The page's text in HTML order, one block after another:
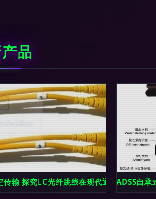
品
传输 探究LC光纤跳线在现代通信线缆中的
ADSS自